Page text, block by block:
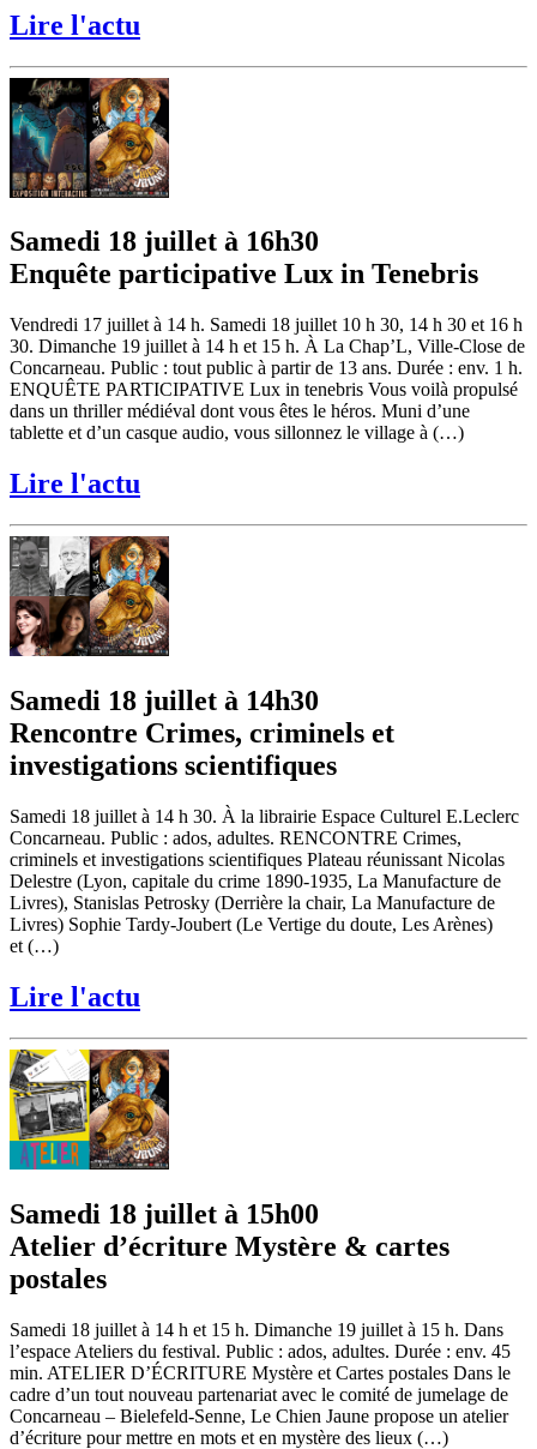
Lire l'actu
Samedi 18 juillet à 16h30
Enquête participative Lux in Tenebris
Vendredi 17 juillet à 14 h. Samedi 18 juillet 10 h 30, 14 h 30 et 16 h
30. Dimanche 19 juillet à 14 h et 15 h. À La Chap’L, Ville-Close de
Concarneau. Public : tout public à partir de 13 ans. Durée : env. 1 h.
ENQUÊTE PARTICIPATIVE Lux in tenebris Vous voilà propulsé
dans un thriller médiéval dont vous êtes le héros. Muni d’une
tablette et d’un casque audio, vous sillonnez le village à (…)
Lire l'actu
Samedi 18 juillet à 14h30
Rencontre Crimes, criminels et
investigations scientifiques
Samedi 18 juillet à 14 h 30. À la librairie Espace Culturel E.Leclerc
Concarneau. Public : ados, adultes. RENCONTRE Crimes,
criminels et investigations scientifiques Plateau réunissant Nicolas
Delestre (Lyon, capitale du crime 1890-1935, La Manufacture de
Livres), Stanislas Petrosky (Derrière la chair, La Manufacture de
Livres) Sophie Tardy-Joubert (Le Vertige du doute, Les Arènes)
et (…)
Lire l'actu
Samedi 18 juillet à 15h00
Atelier d’écriture Mystère & cartes
postales
Samedi 18 juillet à 14 h et 15 h. Dimanche 19 juillet à 15 h. Dans
l’espace Ateliers du festival. Public : ados, adultes. Durée : env. 45
min. ATELIER D’ÉCRITURE Mystère et Cartes postales Dans le
cadre d’un tout nouveau partenariat avec le comité de jumelage de
Concarneau – Bielefeld-Senne, Le Chien Jaune propose un atelier
d’écriture pour mettre en mots et en mystère des lieux (…)